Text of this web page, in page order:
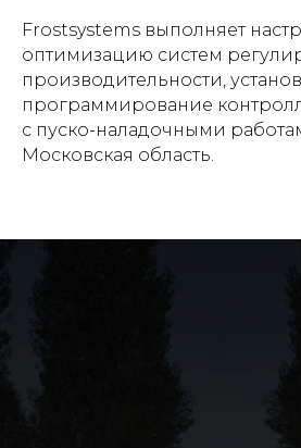
Frostsystems выполняет
оптимизацию систем
производительности,
программирование
с пуско-наладочными
Московская область.